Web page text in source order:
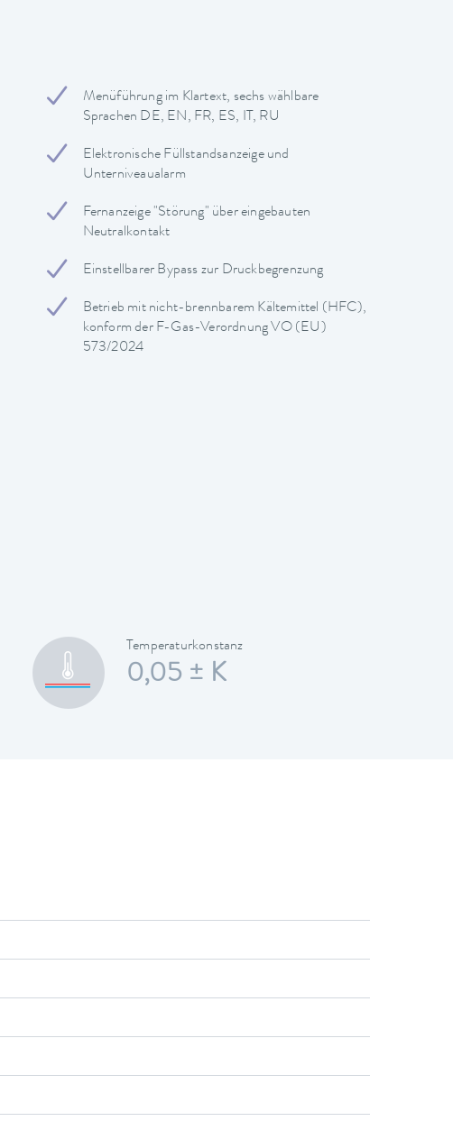
Menüführung im Klartext, sechs wählbare
Sprachen DE, EN, FR, ES, IT, RU
Elektronische Füllstandsanzeige und
Unterniveaualarm
Fernanzeige "Störung" über eingebauten
Neutralkontakt
Einstellbarer Bypass zur Druckbegrenzung
Betrieb mit nicht-brennbarem Kältemittel (HFC),
konform der F-Gas-Verordnung VO (EU)
573/2024
Temperaturkonstanz
0,05 ± K